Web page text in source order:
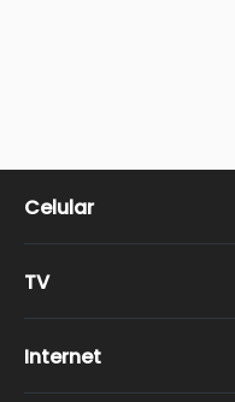
Celular
TV
Internet